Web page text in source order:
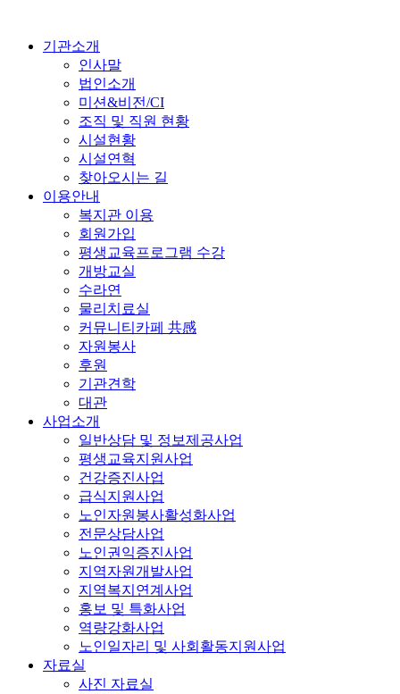
기관소개
인사말
법인소개
미션&비전/CI
조직 및 직원 현황
시설현황
시설연혁
찾아오시는 길
이용안내
복지관 이용
회원가입
평생교육프로그램 수강
개방교실
수라연
물리치료실
커뮤니티카페 共感
자원봉사
후원
기관견학
대관
사업소개
일반상담 및 정보제공사업
평생교육지원사업
건강증진사업
급식지원사업
노인자원봉사활성화사업
전문상담사업
노인권익증진사업
지역자원개발사업
지역복지연계사업
홍보 및 특화사업
역량강화사업
노인일자리 및 사회활동지원사업
자료실
사진 자료실